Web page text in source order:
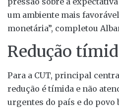
um ambiente mais
monetária”, completou
Redução
Para a CUT, principal
redução é tímida e não
urgentes do país e do povo